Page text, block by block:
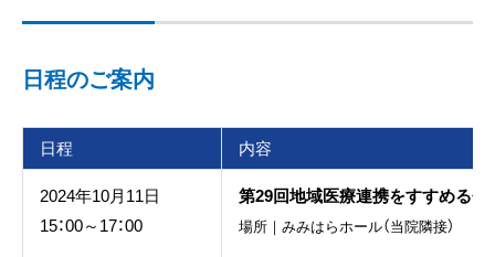
日程のご案内
日程
内容
2024年10月11日
15：00～17：00
第29回地域医療連携をすすめる会
場所｜みみはらホール（当院隣接）